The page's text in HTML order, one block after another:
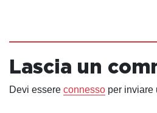
Lascia un
Devi essere connesso per inviare